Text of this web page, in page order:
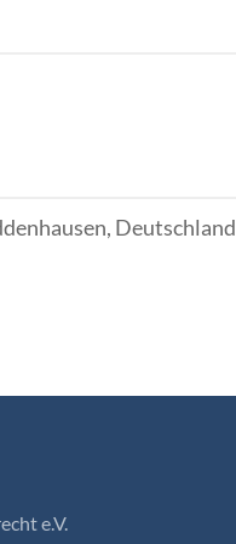
Deutschland
e.V.